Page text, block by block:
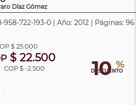
Díaz Gómez
958-722-193-0 | Año: 2012 | Páginas: 96
10 %
DESCUENTO
$ 25.000
$ 22.500
COP $ -2.500